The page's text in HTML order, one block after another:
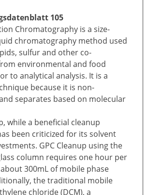
105
Chromatography is a size-
chromatography method used
sulfur and other co-
environmental and food
to analytical analysis. It is a
because it is non-
separates based on molecular
while a beneficial cleanup
been criticized for its solvent
GPC Cleanup using the
column requires one hour per
300mL of mobile phase
the traditional mobile
chloride (DCM), a